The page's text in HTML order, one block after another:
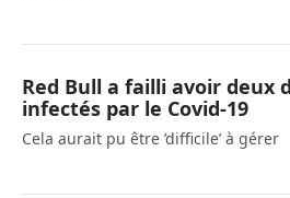
Red Bull a failli avoir deux
infectés par le Covid-19
Cela aurait pu être ’difficile’ à gérer